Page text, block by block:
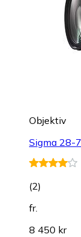
Objektiv
Sigma 28-
(2)
fr.
8 450 kr